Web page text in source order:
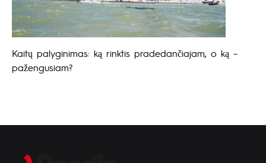
Kaitų palyginimas: ką rinktis pradedančiajam, o ką –
pažengusiam?